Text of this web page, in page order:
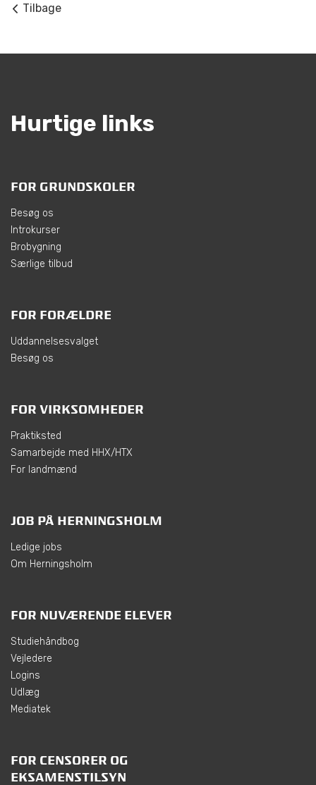
Tilbage
Hurtige links
FOR GRUNDSKOLER
Besøg os
Introkurser
Brobygning
Særlige tilbud
FOR FORÆLDRE
Uddannelsesvalget
Besøg os
FOR VIRKSOMHEDER
Praktiksted
Samarbejde med HHX/HTX
For landmænd
JOB PÅ HERNINGSHOLM
Ledige jobs
Om Herningsholm
FOR NUVÆRENDE ELEVER
Studiehåndbog
Vejledere
Logins
Udlæg
Mediatek
FOR CENSORER OG
EKSAMENSTILSYN